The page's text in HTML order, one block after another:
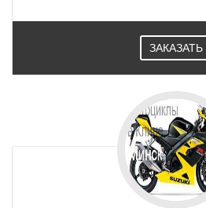
ЗАКАЗАТЬ